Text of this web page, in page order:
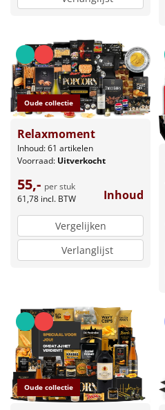
Oude collectie
Relaxmoment
Inhoud: 61 artikelen
Voorraad: Uitverkocht
55,- per stuk
61,78 incl. BTW Inhoud
Vergelijken
Verlanglijst
Oude collectie